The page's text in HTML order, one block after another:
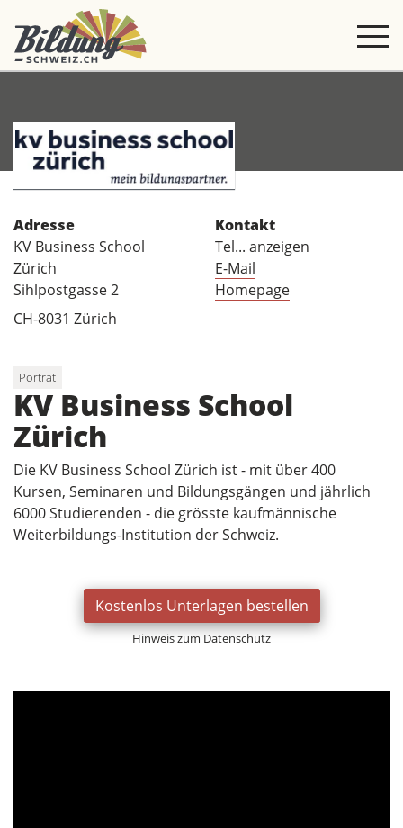
Adresse
KV Business School
Zürich
Sihlpostgasse 2
CH-8031 Zürich
Kontakt
Tel... anzeigen
E-Mail
Homepage
Porträt
KV Business School
Zürich
Die KV Business School Zürich ist - mit über 400
Kursen, Seminaren und Bildungsgängen und jährlich
6000 Studierenden - die grösste kaufmännische
Weiterbildungs-Institution der Schweiz.
Kostenlos Unterlagen bestellen
Hinweis zum Datenschutz